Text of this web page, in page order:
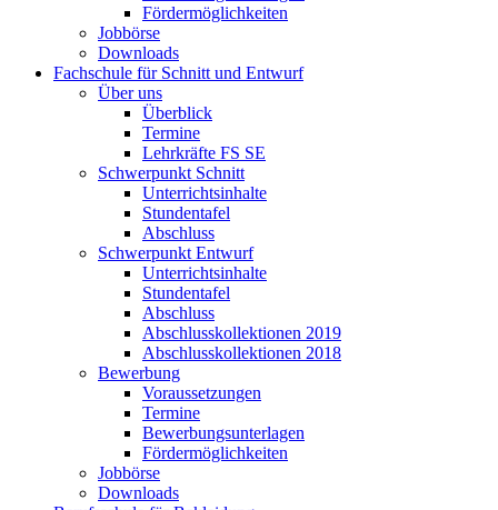
Fördermöglichkeiten
Jobbörse
Downloads
Fachschule für Schnitt und Entwurf
Über uns
Überblick
Termine
Lehrkräfte FS SE
Schwerpunkt Schnitt
Unterrichtsinhalte
Stundentafel
Abschluss
Schwerpunkt Entwurf
Unterrichtsinhalte
Stundentafel
Abschluss
Abschlusskollektionen 2019
Abschlusskollektionen 2018
Bewerbung
Voraussetzungen
Termine
Bewerbungsunterlagen
Fördermöglichkeiten
Jobbörse
Downloads